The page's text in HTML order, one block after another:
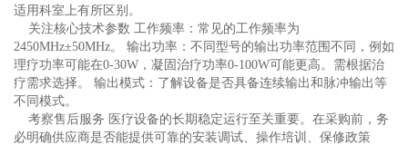
适用科室上有所区别。
关注核心技术参数 工作频率：常见的工作频率为
2450MHz±50MHz。 输出功率：不同型号的输出功率范围不同，例如
理疗功率可能在0-30W，凝固治疗功率0-100W可能更高。需根据治
疗需求选择。 输出模式：了解设备是否具备连续输出和脉冲输出等
不同模式。
考察售后服务 医疗设备的长期稳定运行至关重要。在采购前，务
必明确供应商是否能提供可靠的安装调试、操作培训、保修政策